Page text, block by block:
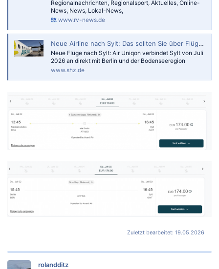
Regionalnachrichten, Regionalsport, Aktuelles, Online-
News, News, Lokal-News,
www.rv-news.de
Neue Airline nach Sylt: Das sollten Sie über Flüge nach Berlin und Friedrichshafen wissen
Neue Flüge nach Sylt: Air Uniqon verbindet Sylt von Juli
2026 an direkt mit Berlin und der Bodenseeregion
www.shz.de
Zuletzt bearbeitet: 19.05.2026
rolandditz